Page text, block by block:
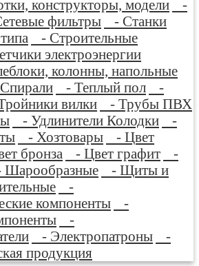
конструкторы, модели
-
фильтры
- Станки
- Строительные
электроэнергии
колонны, напольные
- Теплый пол
-
вилки
- Трубы ПВХ
- Удлинители Колодки
-
- Хозтовары
- Цвет
бронза - Цвет графит
-
Шарообразные
- Щиты и
-
компоненты
-
-
- Электропатроны
-
продукция